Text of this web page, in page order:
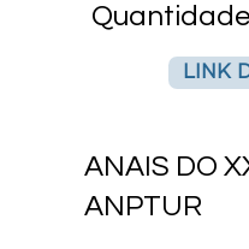
LINK
ANAIS DO
ANPTUR